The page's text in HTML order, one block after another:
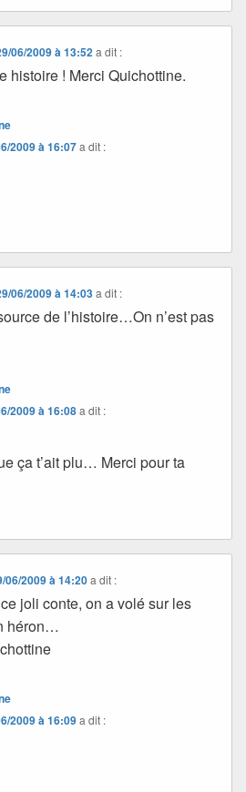
06/2009 à 13:52 a dit :
histoire ! Merci Quichottine.
2009 à 16:07a dit :
06/2009 à 14:03 a dit :
de l’histoire…On n’est pas
2009 à 16:08a dit :
ça t’ait plu… Merci pour ta
06/2009 à 14:20 a dit :
joli conte, on a volé sur les
héron…
2009 à 16:09a dit :